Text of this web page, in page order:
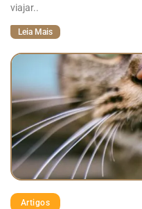
viajar..
Leia Mais
Artigos